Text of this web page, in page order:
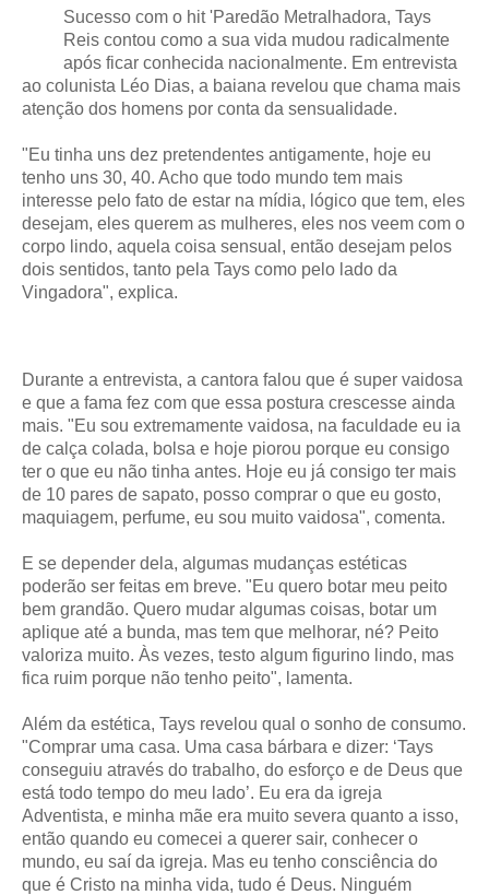
Sucesso com o hit 'Paredão Metralhadora, Tays
Reis contou como a sua vida mudou radicalmente
após ficar conhecida nacionalmente. Em entrevista
ao colunista Léo Dias, a baiana revelou que chama mais
atenção dos homens por conta da sensualidade.
"Eu tinha uns dez pretendentes antigamente, hoje eu
tenho uns 30, 40. Acho que todo mundo tem mais
interesse pelo fato de estar na mídia, lógico que tem, eles
desejam, eles querem as mulheres, eles nos veem com o
corpo lindo, aquela coisa sensual, então desejam pelos
dois sentidos, tanto pela Tays como pelo lado da
Vingadora", explica.
Durante a entrevista, a cantora falou que é super vaidosa
e que a fama fez com que essa postura crescesse ainda
mais. "Eu sou extremamente vaidosa, na faculdade eu ia
de calça colada, bolsa e hoje piorou porque eu consigo
ter o que eu não tinha antes. Hoje eu já consigo ter mais
de 10 pares de sapato, posso comprar o que eu gosto,
maquiagem, perfume, eu sou muito vaidosa", comenta.
E se depender dela, algumas mudanças estéticas
poderão ser feitas em breve. "Eu quero botar meu peito
bem grandão. Quero mudar algumas coisas, botar um
aplique até a bunda, mas tem que melhorar, né? Peito
valoriza muito. Às vezes, testo algum figurino lindo, mas
fica ruim porque não tenho peito", lamenta.
Além da estética, Tays revelou qual o sonho de consumo.
"Comprar uma casa. Uma casa bárbara e dizer: ‘Tays
conseguiu através do trabalho, do esforço e de Deus que
está todo tempo do meu lado’. Eu era da igreja
Adventista, e minha mãe era muito severa quanto a isso,
então quando eu comecei a querer sair, conhecer o
mundo, eu saí da igreja. Mas eu tenho consciência do
que é Cristo na minha vida, tudo é Deus. Ninguém